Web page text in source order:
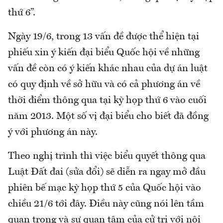
thứ 6”.
Ngày 19/6, trong 13 vấn đề được thể hiện tại
phiếu xin ý kiến đại biểu Quốc hội về những
vấn đề còn có ý kiến khác nhau của dự án luật
có quy định về sở hữu và có cả phương án về
thời điểm thông qua tại kỳ họp thứ 6 vào cuối
năm 2013. Một số vị đại biểu cho biết đã đồng
ý với phương án này.
Theo nghị trình thì việc biểu quyết thông qua
Luật Đất đai (sửa đổi) sẽ diễn ra ngay mở đầu
phiên bế mạc kỳ họp thứ 5 của Quốc hội vào
chiều 21/6 tới đây. Điều này cũng nói lên tầm
quan trọng và sự quan tâm của cử tri với nội